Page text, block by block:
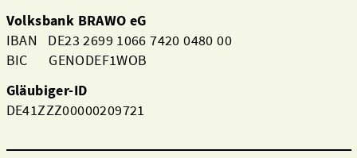
Volksbank BRAWO eG
IBAN DE23 2699 1066 7420 0480 00
BIC GENODEF1WOB
Gläubiger-ID
DE41ZZZ00000209721